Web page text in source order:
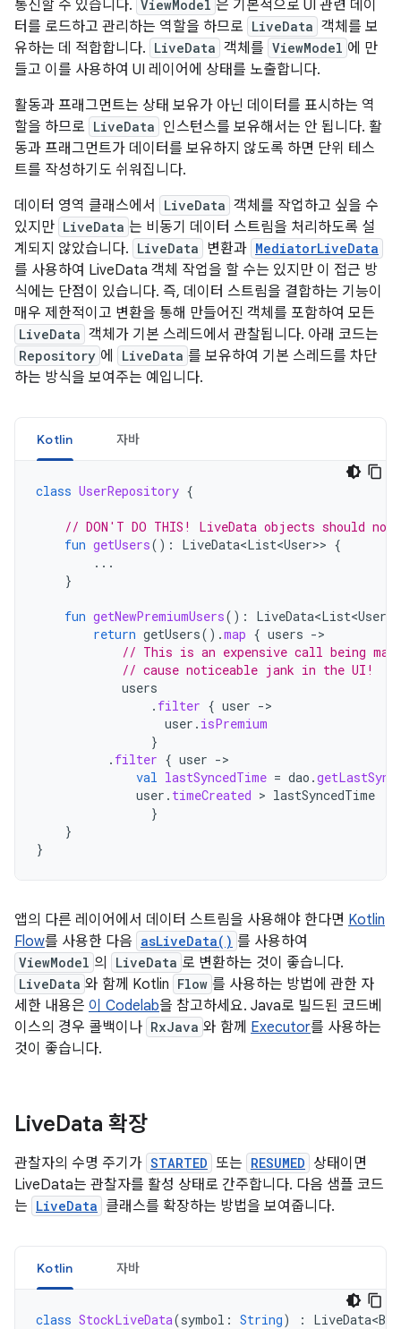
통신할 수 있습니다. ViewModel 은 기본적으로 UI 관련 데이
터를 로드하고 관리하는 역할을 하므로 LiveData 객체를 보
유하는 데 적합합니다. LiveData 객체를 ViewModel 에 만
들고 이를 사용하여 UI 레이어에 상태를 노출합니다.
활동과 프래그먼트는 상태 보유가 아닌 데이터를 표시하는 역
할을 하므로 LiveData 인스턴스를 보유해서는 안 됩니다. 활
동과 프래그먼트가 데이터를 보유하지 않도록 하면 단위 테스
트를 작성하기도 쉬워집니다.
데이터 영역 클래스에서
LiveData 객체를 작업하고 싶을 수
있지만 LiveData 는 비동기 데이터 스트림을 처리하도록 설
계되지 않았습니다. LiveData 변환과 MediatorLiveData
를 사용하여 LiveData 객체 작업을 할 수는 있지만 이 접근 방
식에는 단점이 있습니다. 즉, 데이터 스트림을 결합하는 기능이
매우 제한적이고 변환을 통해 만들어진 객체를 포함하여 모든
LiveData 객체가 기본 스레드에서 관찰됩니다. 아래 코드는
Repository 에 LiveData 를 보유하여 기본 스레드를 차단
하는 방식을 보여주는 예입니다.
Kotlin 자바
class UserRepository {
// DON'T DO THIS! LiveData objects should
fun getUsers(): LiveData<List<User>> {
...
}
fun getNewPremiumUsers(): LiveData<List<User>
return getUsers().map { users -
// This is an expensive call being
// cause noticeable jank in the UI!
users
. filter { user -
user . isPremium
}
. filter { user -
val lastSyncedTime = dao .
user . timeCreated > lastSyncedTime
}
}
}
앱의 다른 레이어에서 데이터 스트림을 사용해야 한다면 Kotlin
Flow를 사용한 다음 asLiveData() 를 사용하여
ViewModel 의 LiveData 로 변환하는 것이 좋습니다.
LiveData 와 함께 Kotlin Flow 를 사용하는 방법에 관한 자
세한 내용은 이 Codelab을 참고하세요. Java로 빌드된 코드베
이스의 경우 콜백이나 RxJava 와 함께 Executor를 사용하는
것이 좋습니다.
LiveData 확장
관찰자의 수명 주기가 STARTED 또는 RESUMED 상태이면
LiveData는 관찰자를 활성 상태로 간주합니다. 다음 샘플 코드
는 LiveData 클래스를 확장하는 방법을 보여줍니다.
Kotlin 자바
class StockLiveData(symbol : String) :